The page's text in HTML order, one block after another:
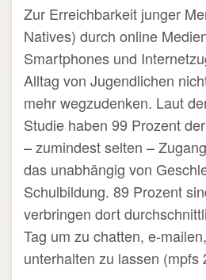
Zur Erreichbarkeit junger
Natives) durch online
Smartphones und
Alltag von Jugendlichen
mehr wegzudenken. Laut
Studie haben 99 Prozent
– zumindest selten –
das unabhängig von
Schulbildung. 89 Prozent
verbringen dort
Tag um zu chatten, e-
unterhalten zu lassen (mpfs